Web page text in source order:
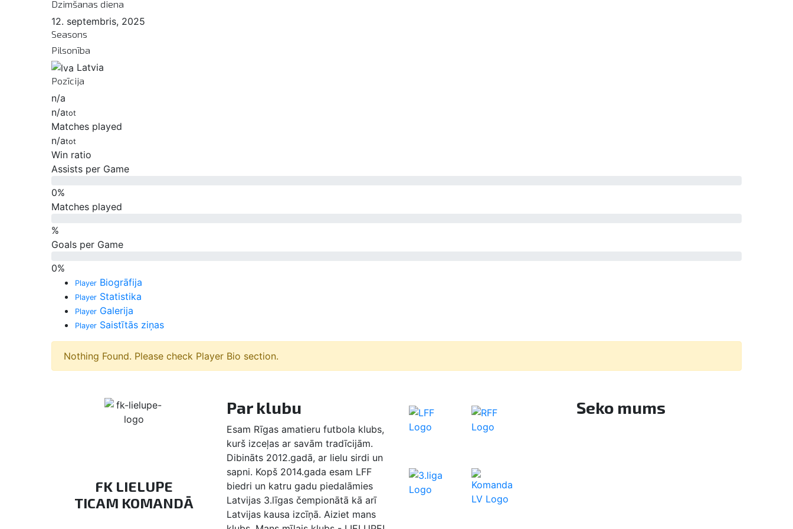
Dzimšanas diena
12. septembris, 2025
Seasons
Pilsonība
Latvia
Pozīcija
n/a
n/atot
Matches played
n/atot
Win ratio
Assists per Game
0%
Matches played
%
Goals per Game
0%
Player Biogrāfija
Player Statistika
Player Galerija
Player Saistītās ziņas
Nothing Found. Please check Player Bio section.
FK LIELUPE
TICAM KOMANDĀ
Par klubu
Esam Rīgas amatieru futbola klubs,
kurš izceļas ar savām tradīcijām.
Dibināts 2012.gadā, ar lielu sirdi un
sapni. Kopš 2014.gada esam LFF
biedri un katru gadu piedalāmies
Latvijas 3.līgas čempionātā kā arī
Latvijas kausa izcīņā. Aiziet mans
Seko mums